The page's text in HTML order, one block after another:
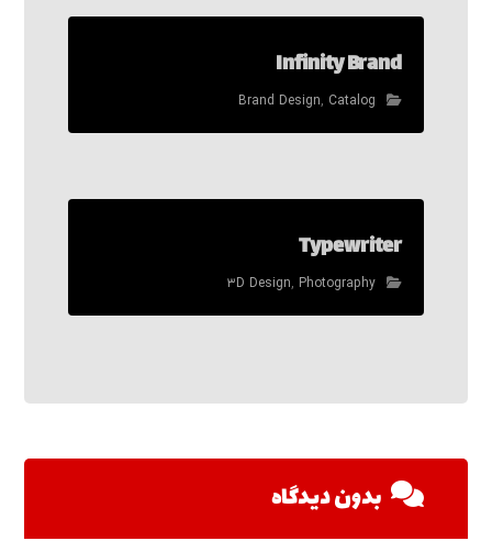
Infinity Brand
Brand Design, Catalog
Typewriter
۳D Design, Photography
بدون دیدگاه